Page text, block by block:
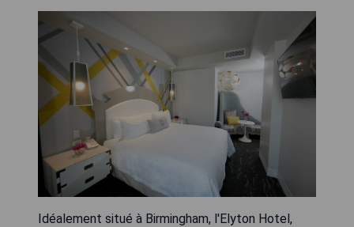
Idéalement situé à Birmingham, l'Elyton Hotel,